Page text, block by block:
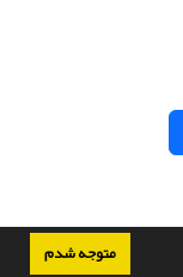
متوجه شدم